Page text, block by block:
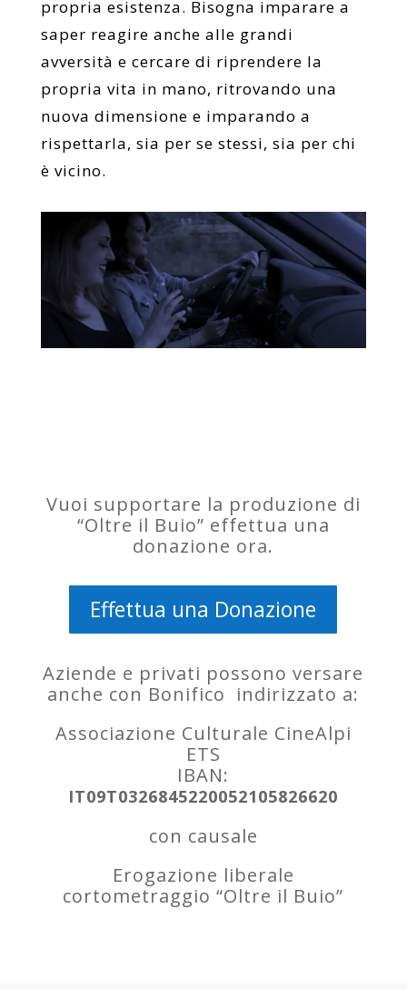
propria esistenza. Bisogna imparare a
saper reagire anche alle grandi
avversità e cercare di riprendere la
propria vita in mano, ritrovando una
nuova dimensione e imparando a
rispettarla, sia per se stessi, sia per chi
è vicino.
Vuoi supportare la produzione di
“Oltre il Buio” effettua una
donazione ora.
Effettua una Donazione
Aziende e privati possono versare
anche con Bonifico indirizzato a:
Associazione Culturale CineAlpi
ETS
IBAN:
IT09T0326845220052105826620
con causale
Erogazione liberale
cortometraggio “Oltre il Buio”